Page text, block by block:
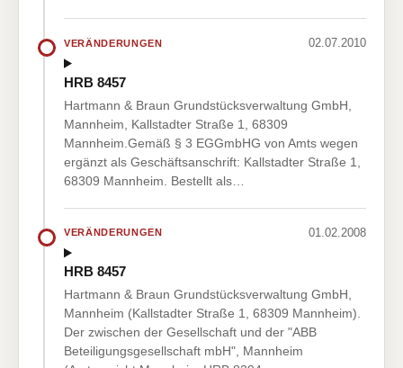
VERÄNDERUNGEN 02.07.2010
HRB 8457
Hartmann & Braun Grundstücksverwaltung GmbH,
Mannheim, Kallstadter Straße 1, 68309
Mannheim.Gemäß § 3 EGGmbHG von Amts wegen
ergänzt als Geschäftsanschrift: Kallstadter Straße 1,
68309 Mannheim. Bestellt als…
VERÄNDERUNGEN 01.02.2008
HRB 8457
Hartmann & Braun Grundstücksverwaltung GmbH,
Mannheim (Kallstadter Straße 1, 68309 Mannheim).
Der zwischen der Gesellschaft und der "ABB
Beteiligungsgesellschaft mbH", Mannheim